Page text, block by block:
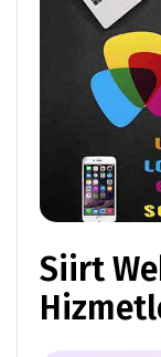
Siirt